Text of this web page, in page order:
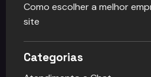
Como escolher a melhor
site
Categorias